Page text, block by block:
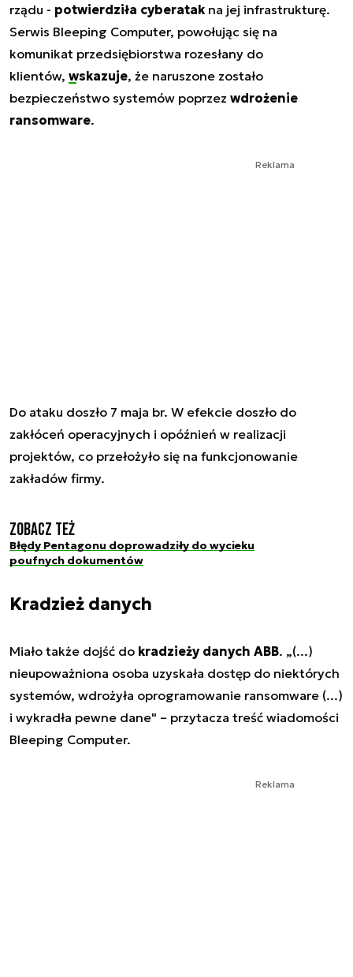
rządu - potwierdziła cyberatak na jej infrastrukturę.
Serwis Bleeping Computer, powołując się na
komunikat przedsiębiorstwa rozesłany do
klientów, wskazuje, że naruszone zostało
bezpieczeństwo systemów poprzez wdrożenie
ransomware.
Reklama
Do ataku doszło 7 maja br. W efekcie doszło do
zakłóceń operacyjnych i opóźnień w realizacji
projektów, co przełożyło się na funkcjonowanie
zakładów firmy.
Zobacz też
Błędy Pentagonu doprowadziły do wycieku
poufnych dokumentów
Kradzież danych
Miało także dojść do kradzieży danych ABB. „(...)
nieupoważniona osoba uzyskała dostęp do niektórych
systemów, wdrożyła oprogramowanie ransomware (...)
i wykradła pewne dane" – przytacza treść wiadomości
Bleeping Computer.
Reklama